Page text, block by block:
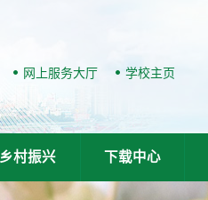
学校主页
网上服务大厅
乡村振兴 下载中心